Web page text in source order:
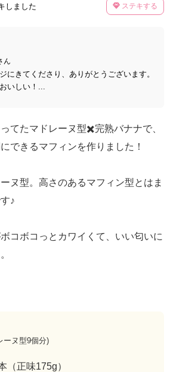
しました ステキする
ん
にきてくださり、ありがとうございます。
いしい！...
てたマドレーヌ型✖️完熟バナナで、
できるマフィンを作りました！
ヌ型。高さのあるマフィン型とはま
♪
コボコっとカワイくて、いい匂いに
ーヌ型9個分)
（正味175g）